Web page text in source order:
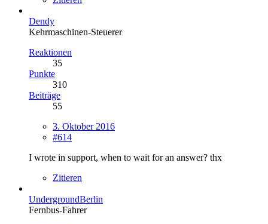
Dendy
Kehrmaschinen-Steuerer
Reaktionen
35
Punkte
310
Beiträge
55
3. Oktober 2016
#614
I wrote in support, when to wait for an answer? thx
Zitieren
UndergroundBerlin
Fernbus-Fahrer